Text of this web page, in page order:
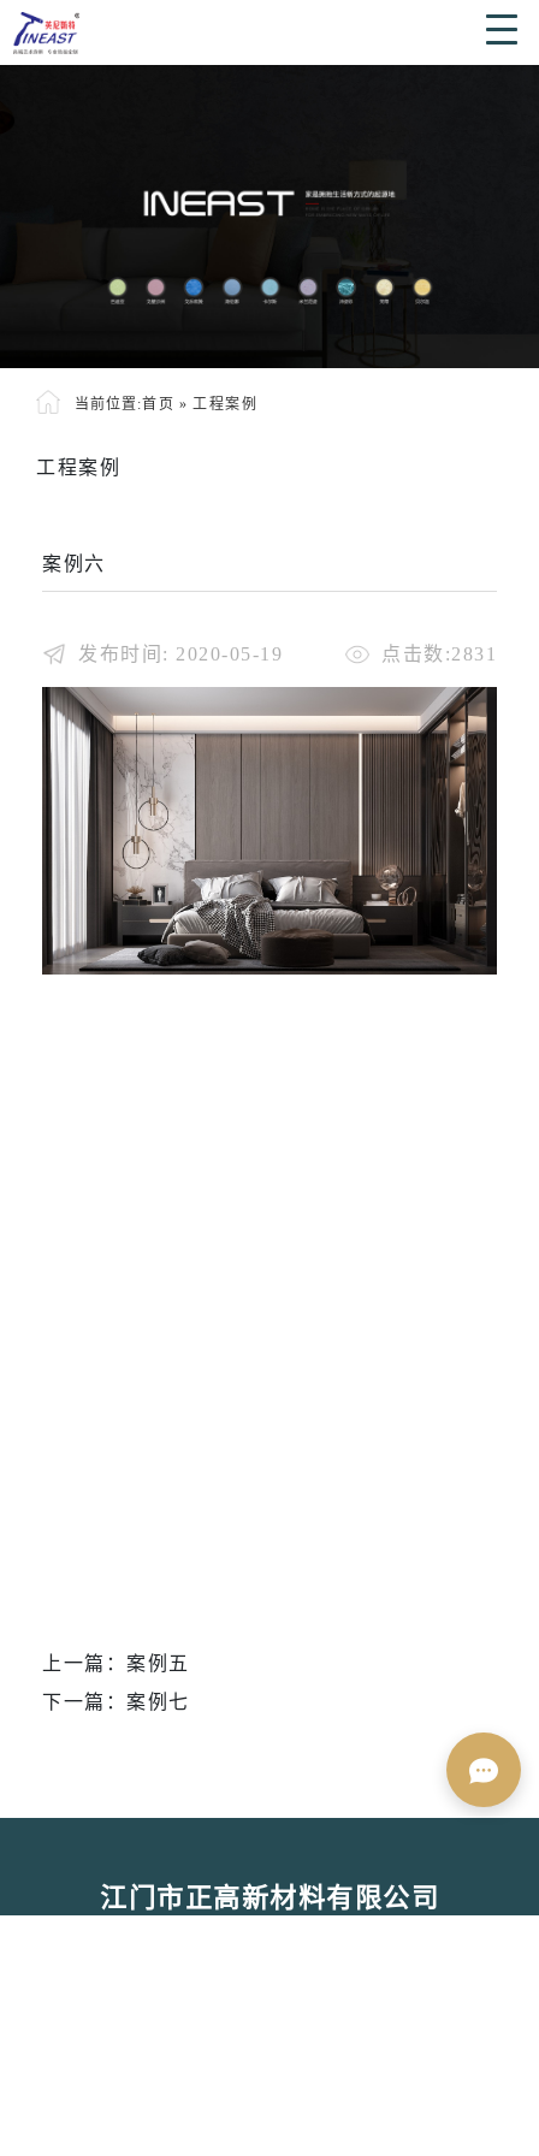
当前位置:首页 » 工程案例
工程案例
案例六
发布时间: 2020-05-19 点击数:2831
上一篇： 案例五
下一篇： 案例七
江门市正高新材料有限公司